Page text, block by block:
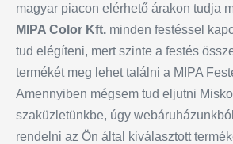
magyar piacon elérhető árakon tudja
MIPA Color Kft. minden festéssel
tud elégíteni, mert szinte a festés
termékét meg lehet találni a MIPA
Amennyiben mégsem tud eljutni
szaküzletünkbe, úgy
rendelni az Ön által kiválasztott